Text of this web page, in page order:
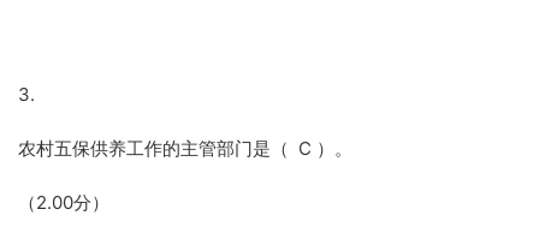
3.
农村五保供养工作的主管部门是（ C ）。
（2.00分）